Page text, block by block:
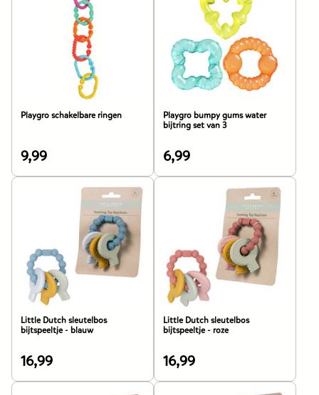
Playgro schakelbare ringen
De
prijs
9,99
euro.
9,99
Playgro bumpy gums water
bijtring set van 3
De
prijs
6,99
euro.
6,99
Little Dutch sleutelbos
bijtspeeltje - blauw
De
prijs
16,99
Little Dutch sleutelbos
bijtspeeltje - roze
De
prijs
16,99